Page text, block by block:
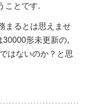
ことです.
まるとは思えませ
30000形未更新の,
はないのか？と思